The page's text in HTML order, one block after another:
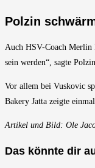
Polzin
Auch HSV-Coach Merlin
sein werden“, sagte
Vor allem bei Vuskovic
Bakery Jatta zeigte
Artikel und Bild: Ole
Das könnte dir